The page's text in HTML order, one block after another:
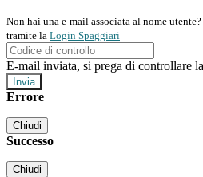
Non hai una e-mail associata al nome
tramite la Login Spaggiari
E-mail inviata, si prega di controllare
Errore
Chiudi
Successo
Chiudi